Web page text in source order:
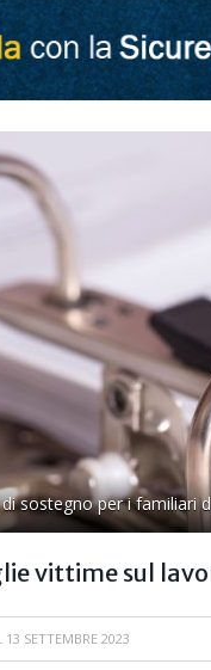
sostegno per i familiari
vittime sul
13 SETTEMBRE 2023